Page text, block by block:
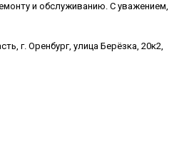
и обслуживанию. С уважением,
г. Оренбург, улица Берёзка, 20к2,